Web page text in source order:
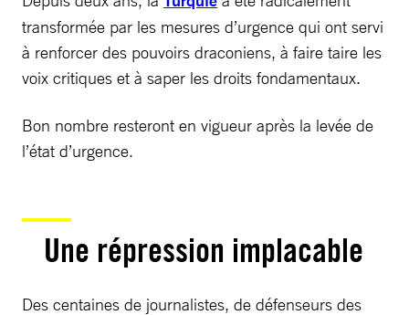
transformée par les mesures d’urgence qui ont servi
à renforcer des pouvoirs draconiens, à faire taire les
voix critiques et à saper les droits fondamentaux.
Bon nombre resteront en vigueur après la levée de
l’état d’urgence.
Une répression implacable
Des centaines de journalistes, de défenseurs des